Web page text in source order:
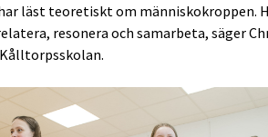
läst teoretiskt om människokroppen.
resonera och samarbeta, säger